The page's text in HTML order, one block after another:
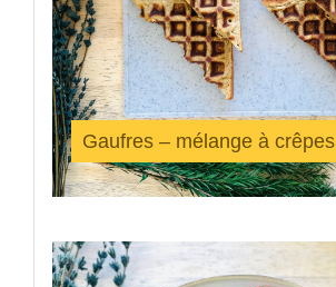
Gaufres – mélange à crêpes